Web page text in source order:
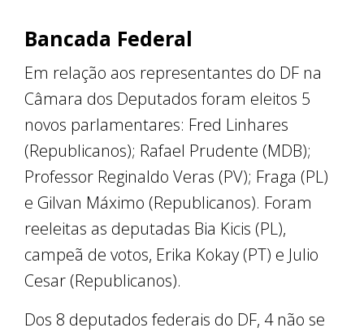
Bancada Federal
Em relação aos representantes do DF na
Câmara dos Deputados foram eleitos 5
novos parlamentares: Fred Linhares
(Republicanos); Rafael Prudente (MDB);
Professor Reginaldo Veras (PV); Fraga (PL)
e Gilvan Máximo (Republicanos). Foram
reeleitas as deputadas Bia Kicis (PL),
campeã de votos, Erika Kokay (PT) e Julio
Cesar (Republicanos).
Dos 8 deputados federais do DF, 4 não se